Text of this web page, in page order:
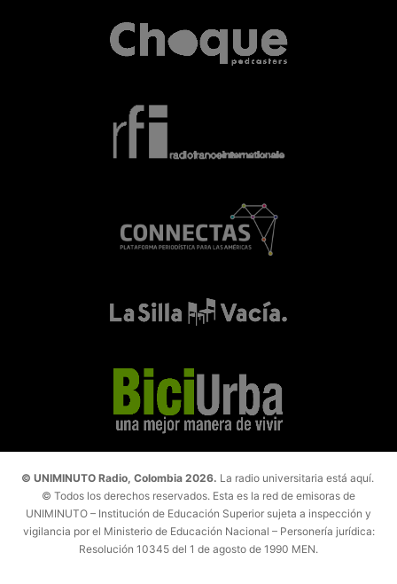
© UNIMINUTO Radio, Colombia 2026. La radio universitaria está aquí.
© Todos los derechos reservados. Esta es la red de emisoras de
UNIMINUTO – Institución de Educación Superior sujeta a inspección y
vigilancia por el Ministerio de Educación Nacional – Personería jurídica:
Resolución 10345 del 1 de agosto de 1990 MEN.